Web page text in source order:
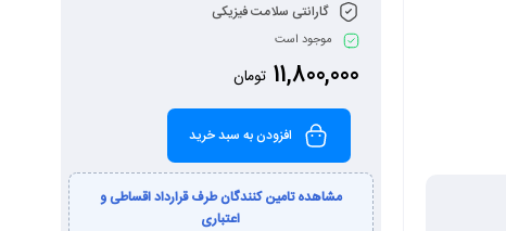
گارانتی سلامت فیزیکی
موجود است
11,800,000 تومان
افزودن به سبد خرید
مشاهده تامین کنندگان طرف قرارداد اقساطی و
اعتباری